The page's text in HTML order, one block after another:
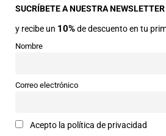
22330 Ainsa (Huesca)
Teléfonos
974 50 00 43
Horarios
Email
SUCRÍBETE A NUESTRA NEWSLETTER
y recibe un 10%de descuento en tu
Nombre
Correo electrónico
Acepto la política de privacidad